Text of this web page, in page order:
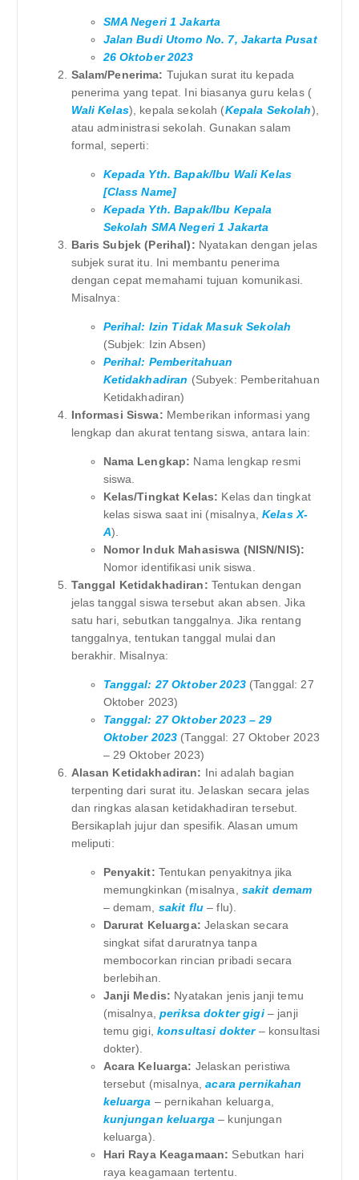
SMA Negeri 1 Jakarta
Jalan Budi Utomo No. 7, Jakarta Pusat
26 Oktober 2023
Salam/Penerima: Tujukan surat itu kepada
penerima yang tepat. Ini biasanya guru kelas (
Wali Kelas), kepala sekolah (Kepala Sekolah),
atau administrasi sekolah. Gunakan salam
formal, seperti:
Kepada Yth. Bapak/Ibu Wali Kelas
[Class Name]
Kepada Yth. Bapak/Ibu Kepala
Sekolah SMA Negeri 1 Jakarta
Baris Subjek (Perihal): Nyatakan dengan jelas
subjek surat itu. Ini membantu penerima
dengan cepat memahami tujuan komunikasi.
Misalnya:
Perihal: Izin Tidak Masuk Sekolah
(Subjek: Izin Absen)
Perihal: Pemberitahuan
Ketidakhadiran (Subyek: Pemberitahuan
Ketidakhadiran)
Informasi Siswa: Memberikan informasi yang
lengkap dan akurat tentang siswa, antara lain:
Nama Lengkap: Nama lengkap resmi
siswa.
Kelas/Tingkat Kelas: Kelas dan tingkat
kelas siswa saat ini (misalnya,Kelas X-
A).
Nomor Induk Mahasiswa (NISN/NIS):
Nomor identifikasi unik siswa.
Tanggal Ketidakhadiran: Tentukan dengan
jelas tanggal siswa tersebut akan absen. Jika
satu hari, sebutkan tanggalnya. Jika rentang
tanggalnya, tentukan tanggal mulai dan
berakhir. Misalnya:
Tanggal: 27 Oktober 2023(Tanggal: 27
Oktober 2023)
Tanggal: 27 Oktober 2023 – 29
Oktober 2023 (Tanggal: 27 Oktober 2023
– 29 Oktober 2023)
Alasan Ketidakhadiran: Ini adalah bagian
terpenting dari surat itu. Jelaskan secara jelas
dan ringkas alasan ketidakhadiran tersebut.
Bersikaplah jujur ​​dan spesifik. Alasan umum
meliputi:
Penyakit: Tentukan penyakitnya jika
memungkinkan (misalnya, sakit demam
– demam, sakit flu – flu).
Darurat Keluarga: Jelaskan secara
singkat sifat daruratnya tanpa
membocorkan rincian pribadi secara
berlebihan.
Janji Medis: Nyatakan jenis janji temu
(misalnya,periksa dokter gigi– janji
temu gigi,konsultasi dokter– konsultasi
dokter).
Acara Keluarga: Jelaskan peristiwa
tersebut (misalnya,acara pernikahan
keluarga – pernikahan keluarga,
kunjungan keluarga – kunjungan
keluarga).
Hari Raya Keagamaan: Sebutkan hari
raya keagamaan tertentu.